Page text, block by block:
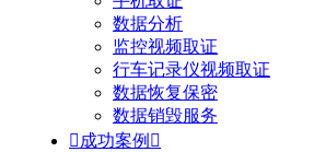
数据分析
监控视频取证
行车记录仪视频取证
数据恢复保密
数据销毁服务
 成功案例 